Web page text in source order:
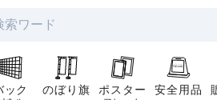
ック のぼり旗 ポスター 安全用品